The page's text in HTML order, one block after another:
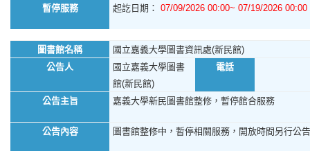
暫停服務 起訖日期： 07/09/2026 00:00~ 07/19/2026 00:00
圖書館名稱
國立嘉義大學圖書資訊處(新民館)
公告人
國立嘉義大學圖書
館(新民館)
電話
公告主旨 嘉義大學新民圖書館整修，暫停館合服務
公告內容 圖書館整修中，暫停相關服務，開放時間另行公